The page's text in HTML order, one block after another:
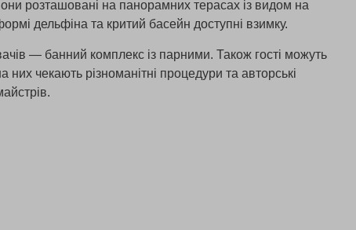
розташовані на панорамних терасах із видом на
дельфіна та критий басейн доступні взимку.
— банний комплекс із парними. Також гості можуть
них чекають різноманітні процедури та авторські